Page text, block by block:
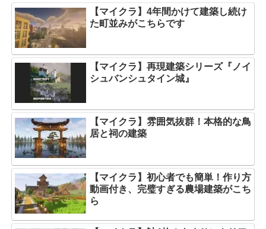
【マイクラ】4年間かけて建築し続け
た町並みがこちらです
【マイクラ】再現建築シリーズ『ノイ
シュバンシュタイン城』
【マイクラ】雰囲気抜群！本格的な鳥
居と祠の建築
【マイクラ】初心者でも簡単！作り方
動画付き、完璧すぎる農場建築がこち
ら